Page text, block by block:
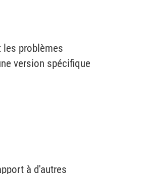
problèmes
version spécifique
à d'autres